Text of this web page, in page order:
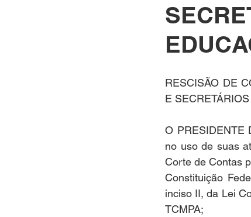
RESCISÃO DE
E
O PRESIDENTE
no uso de suas
Corte de Contas
Constituição
inciso II, da Lei
TCMPA;